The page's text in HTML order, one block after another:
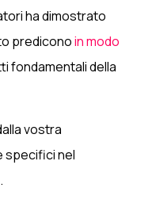
ha dimostrato
prediconoin modo
fondamentali della
vostra
specifici nel